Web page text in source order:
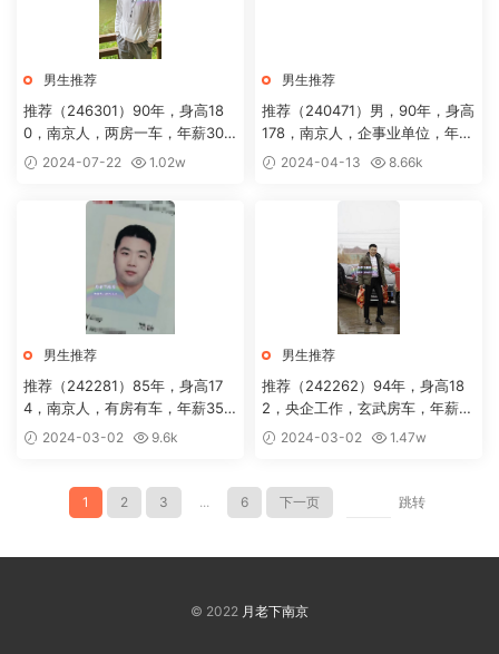
男生推荐
推荐（246301）90年，身高18
0，南京人，两房一车，年薪30
万 2024-07-22 1.02w
男生推荐
推荐（240471）男，90年，身高
178，南京人，企事业单位，年薪
30万2024-04-13 8.66k
男生推荐
推荐（242281）85年，身高17
4，南京人，有房有车，年薪35
万 2024-03-02 9.6k
男生推荐
推荐（242262）94年，身高18
2，央企工作，玄武房车，年薪3
0万2024-03-02 1.47w
1 2 3 ... 6 下一页 跳转
© 2022 月老下南京